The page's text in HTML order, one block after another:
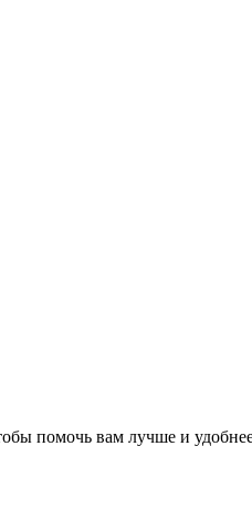
помочь вам лучше и